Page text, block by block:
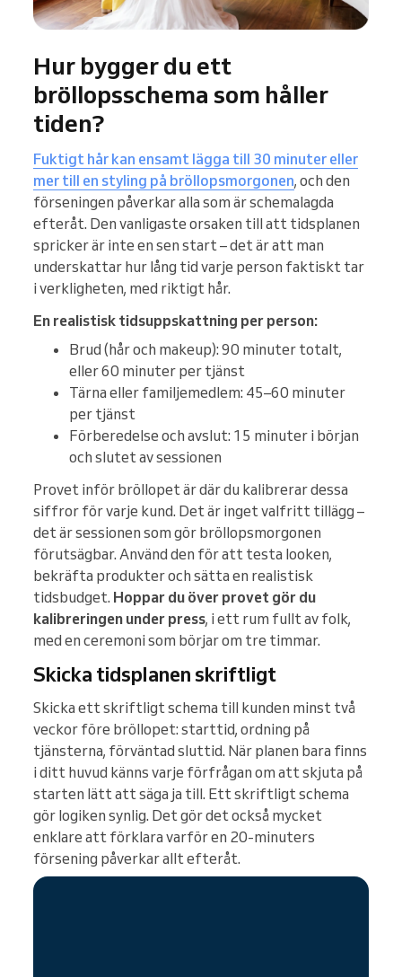
Hur bygger du ett
bröllopsschema som håller
tiden?
Fuktigt hår kan ensamt lägga till 30 minuter eller
mer till en styling på bröllopsmorgonen, och den
förseningen påverkar alla som är schemalagda
efteråt. Den vanligaste orsaken till att tidsplanen
spricker är inte en sen start – det är att man
underskattar hur lång tid varje person faktiskt tar
i verkligheten, med riktigt hår.
En realistisk tidsuppskattning per person:
Brud (hår och makeup): 90 minuter totalt,
eller 60 minuter per tjänst
Tärna eller familjemedlem: 45–60 minuter
per tjänst
Förberedelse och avslut: 15 minuter i början
och slutet av sessionen
Provet inför bröllopet är där du kalibrerar dessa
siffror för varje kund. Det är inget valfritt tillägg –
det är sessionen som gör bröllopsmorgonen
förutsägbar. Använd den för att testa looken,
bekräfta produkter och sätta en realistisk
tidsbudget. Hoppar du över provet gör du
kalibreringen under press, i ett rum fullt av folk,
med en ceremoni som börjar om tre timmar.
Skicka tidsplanen skriftligt
Skicka ett skriftligt schema till kunden minst två
veckor före bröllopet: starttid, ordning på
tjänsterna, förväntad sluttid. När planen bara finns
i ditt huvud känns varje förfrågan om att skjuta på
starten lätt att säga ja till. Ett skriftligt schema
gör logiken synlig. Det gör det också mycket
enklare att förklara varför en 20-minuters
försening påverkar allt efteråt.